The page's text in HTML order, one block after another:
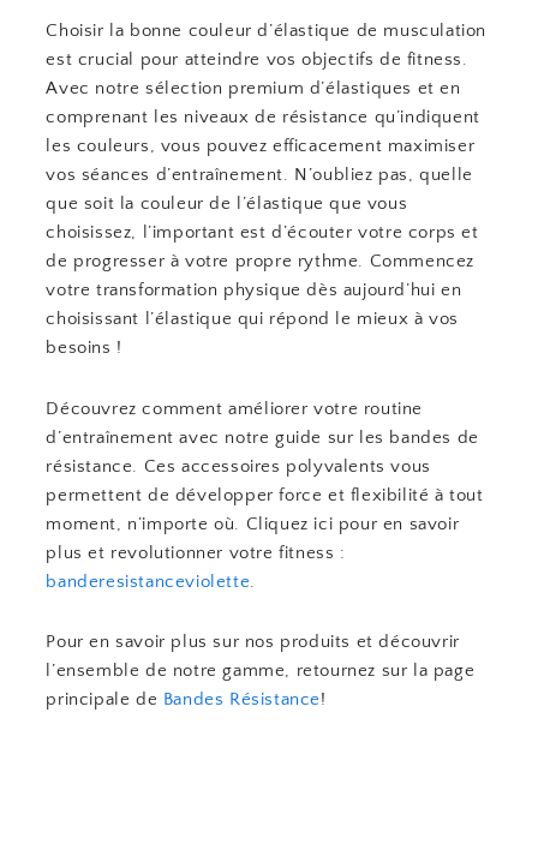
Choisir la bonne couleur d’élastique de musculation
est crucial pour atteindre vos objectifs de fitness.
Avec notre sélection premium d’élastiques et en
comprenant les niveaux de résistance qu’indiquent
les couleurs, vous pouvez efficacement maximiser
vos séances d’entraînement. N’oubliez pas, quelle
que soit la couleur de l’élastique que vous
choisissez, l’important est d’écouter votre corps et
de progresser à votre propre rythme. Commencez
votre transformation physique dès aujourd’hui en
choisissant l’élastique qui répond le mieux à vos
besoins !
Découvrez comment améliorer votre routine
d’entraînement avec notre guide sur les bandes de
résistance. Ces accessoires polyvalents vous
permettent de développer force et flexibilité à tout
moment, n’importe où. Cliquez ici pour en savoir
plus et revolutionner votre fitness :
banderesistanceviolette.
Pour en savoir plus sur nos produits et découvrir
l’ensemble de notre gamme, retournez sur la page
principale de Bandes Résistance!